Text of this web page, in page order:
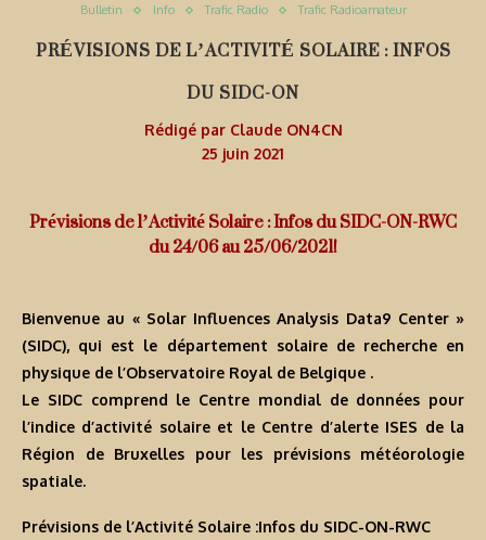
Bulletin Info Trafic Radio Trafic Radioamateur
PRÉVISIONS DE L’ACTIVITÉ SOLAIRE : INFOS
DU SIDC-ON
Rédigé par Claude ON4CN
25 juin 2021
Prévisions de l’Activité Solaire : Infos du SIDC-ON-RWC
du 24/06 au 25/06/2021!
Bienvenue au « Solar Influences Analysis Data9 Center »
(SIDC), qui est le département solaire de recherche en
physique de l’Observatoire Royal de Belgique .
Le SIDC comprend le Centre mondial de données pour
l’indice d’activité solaire et le Centre d’alerte ISES de la
Région de Bruxelles pour les prévisions météorologie
spatiale.
Prévisions de l’Activité Solaire :Infos du SIDC-ON-RWC